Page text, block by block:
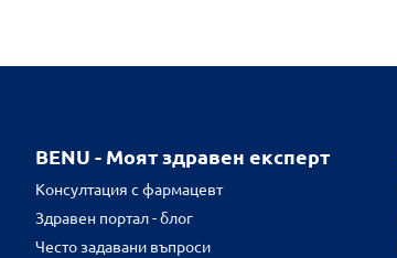
BENU - Моят здравен експерт
Консултация с фармацевт
Здравен портал - блог
Често задавани въпроси